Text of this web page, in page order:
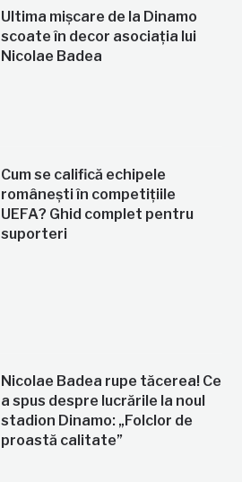
Ultima mișcare de la Dinamo
scoate în decor asociația lui
Nicolae Badea
Cum se califică echipele
românești în competițiile
UEFA? Ghid complet pentru
suporteri
Nicolae Badea rupe tăcerea! Ce
a spus despre lucrările la noul
stadion Dinamo: „Folclor de
proastă calitate”